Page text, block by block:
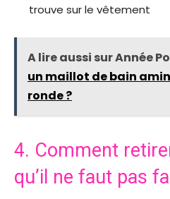
trouve sur le vêtement
A lire aussi sur Année
un maillot de bain
ronde ?
4. Comment
qu’il ne faut pas